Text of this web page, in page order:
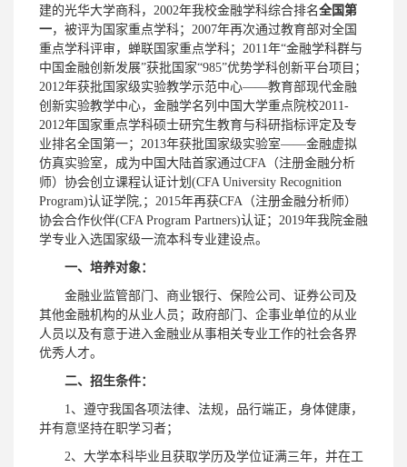
建的光华大学商科，2002年我校金融学科综合排名全国第
一，被评为国家重点学科；2007年再次通过教育部对全国
重点学科评审，蝉联国家重点学科；2011年“金融学科群与
中国金融创新发展”获批国家“985”优势学科创新平台项目；
2012年获批国家级实验教学示范中心——教育部现代金融
创新实验教学中心，金融学名列中国大学重点院校2011-
2012年国家重点学科硕士研究生教育与科研指标评定及专
业排名全国第一；2013年获批国家级实验室——金融虚拟
仿真实验室，成为中国大陆首家通过CFA（注册金融分析
师）协会创立课程认证计划(CFA University Recognition
Program)认证学院,；2015年再获CFA（注册金融分析师）
协会合作伙伴(CFA Program Partners)认证；2019年我院金融
学专业入选国家级一流本科专业建设点。
一、培养对象：
金融业监管部门、商业银行、保险公司、证券公司及
其他金融机构的从业人员；政府部门、企事业单位的从业
人员以及有意于进入金融业从事相关专业工作的社会各界
优秀人才。
二、招生条件：
1、遵守我国各项法律、法规，品行端正，身体健康，
并有意坚持在职学习者；
2、大学本科毕业且获取学历及学位证满三年，并在工